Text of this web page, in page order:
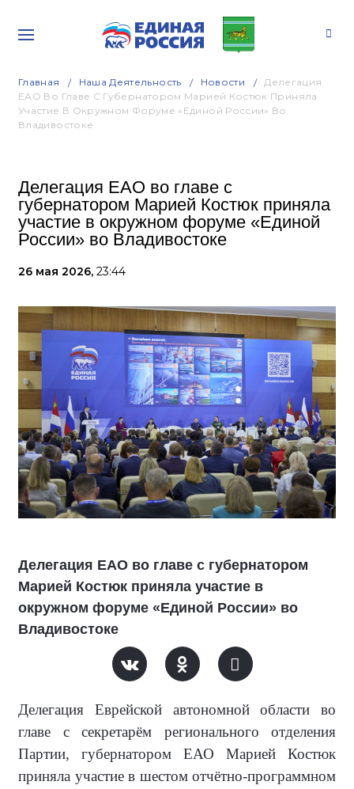
Главная Наша Деятельность Новости
Делегация
ЕАО Во Главе С Губернатором Марией Костюк Приняла
Участие В Окружном Форуме «Единой России» Во
Владивостоке
Делегация ЕАО во главе с
губернатором Марией Костюк приняла
участие в окружном форуме «Единой
России» во Владивостоке
26 мая 2026, 23:44
Делегация ЕАО во главе с губернатором
Марией Костюк приняла участие в
окружном форуме «Единой России» во
Владивостоке
Делегация Еврейской автономной области во
главе с секретарём регионального отделения
Партии, губернатором ЕАО Марией Костюк
приняла участие в шестом отчётно-программном